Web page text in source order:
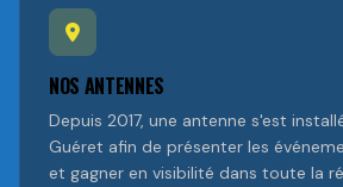
NOS ANTENNES
Depuis 2017, une antenne s'est
Guéret afin de présenter les
et gagner en visibilité dans toute la